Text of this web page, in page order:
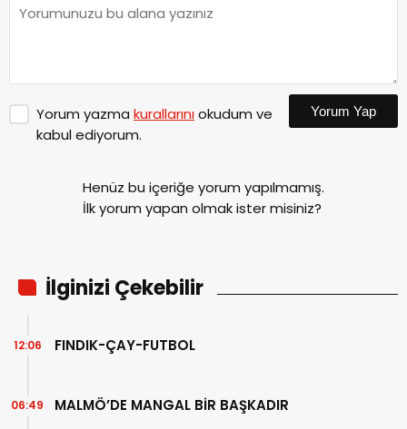
Yorum yazma kurallarınıokudum ve
kabul ediyorum.
Yorum Yap
Henüz bu içeriğe yorum yapılmamış.
İlk yorum yapan olmak ister misiniz?
İlginizi Çekebilir
FINDIK-ÇAY-FUTBOL
12:06
MALMÖ’DE MANGAL BİR BAŞKADIR
06:49